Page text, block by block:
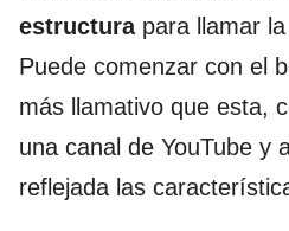
estructurapara llamar la
Puede comenzar con el
más llamativo que esta,
una canal de YouTube y
reflejada las